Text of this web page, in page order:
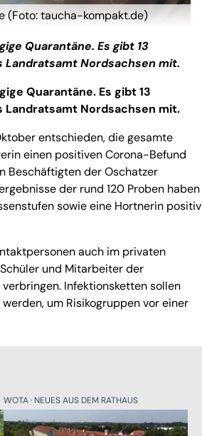
(Foto: taucha-kompakt.de)
Quarantäne. Es gibt 13
Nordsachsen mit.
Quarantäne. Es gibt 13
Nordsachsen mit.
entschieden, die gesamte
einen positiven Corona-Befund
Beschäftigten der Oschatzer
der rund 120 Proben haben
sowie eine Hortnerin positiv
auch im privaten
und Mitarbeiter der
Infektionsketten sollen
um Risikogruppen vor einer
WOTA NEUES AUS DEM RATHAUS